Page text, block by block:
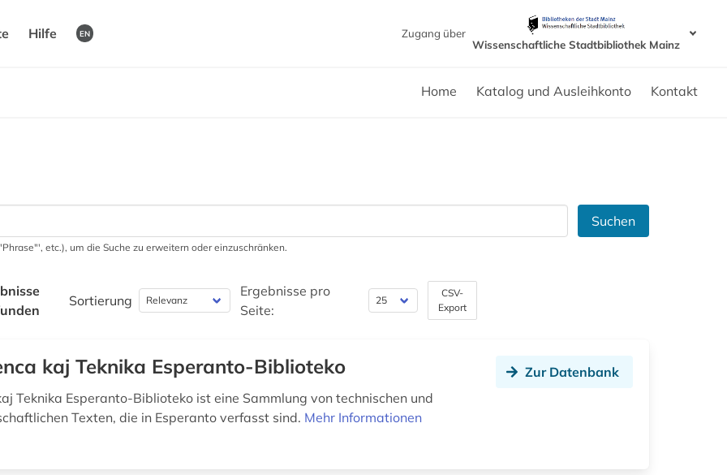
Hilfe EN
Zugang über
Wissenschaftliche Stadtbibliothek Mainz
Home Katalog und Ausleihkonto Kontakt
Suchen
etc.), um die Suche zu erweitern oder einzuschränken.
Sortierung
Ergebnisse pro
Seite:
CSV-
Export
kaj Teknika Esperanto-Biblioteko
Teknika Esperanto-Biblioteko ist eine Sammlung von technischen und
Texten, die in Esperanto verfasst sind. Mehr Informationen
Zur Datenbank